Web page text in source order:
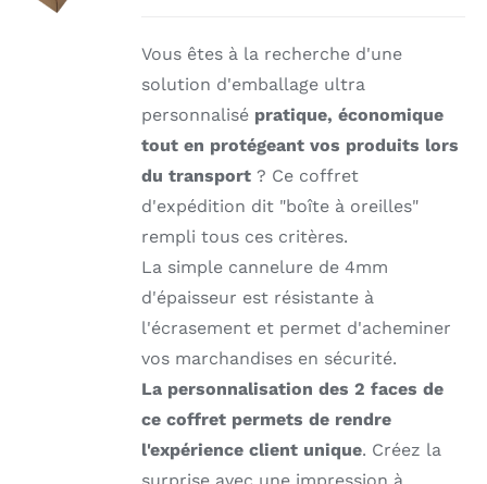
DÉTAILS
Vous êtes à la recherche d'une
solution d'emballage ultra
personnalisé pratique, économique
tout en protégeant vos produits lors
du transport ? Ce coffret
d'expédition dit "boîte à oreilles"
rempli tous ces critères.
La simple cannelure de 4mm
d'épaisseur est résistante à
l'écrasement et permet d'acheminer
vos marchandises en sécurité.
La personnalisation des 2 faces de
ce coffret permets de rendre
l'expérience client unique. Créez la
surprise avec une impression à